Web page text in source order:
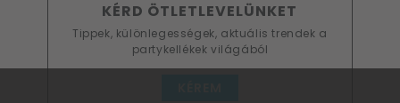
KÉRD ÖTLETLEVELÜNKET
Tippek, különlegességek, aktuális trendek a
partykellékek világából